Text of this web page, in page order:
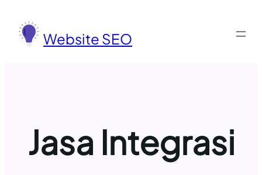
konten
Website SEO
Jasa Integrasi